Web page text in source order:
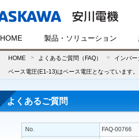
HOME 製品・ソリューション
HOME よくあるご質問（FAQ） インバー
ベース電圧(E1-13)はベース電圧となっています
よくあるご質問
No.
FAQ-00766